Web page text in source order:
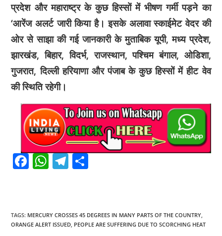
प्रदेश और महाराष्ट्र के कुछ हिस्सों में भीषण गर्मी पड़ने का
‘आरेंज अलर्ट जारी किया है। इसके अलावा स्‍काईमेट वेदर की
ओर से साझा की गई जानकारी के मुताबिक यूपी, मध्य प्रदेश,
झारखंड, बिहार, विदर्भ, राजस्थान, पश्चिम बंगाल, ओडिशा,
गुजरात, दिल्ली हरियाणा और पंजाब के कुछ हिस्‍सों में हीट वेव
की स्थिति रहेगी।
F
e
b
W
s
A
T
gr
a
e
TAGS: MERCURY CROSSES 45 DEGREES IN MANY PARTS OF THE COUNTRY,
ORANGE ALERT ISSUED, PEOPLE ARE SUFFERING DUE TO SCORCHING HEAT